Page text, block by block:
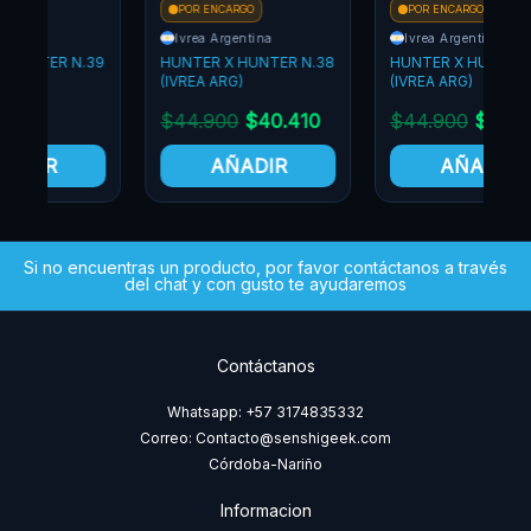
Ivrea Argentina
HUNTER X HUNTER N.38
40.410
Ivrea Argentina
HUNTER X HUNTER N.37
$44.900 40.410
Si no encuentras un producto, por favor contáctanos a través
del chat y con gusto te ayudaremos
Contáctanos
Whatsapp: +57 3174835332
Correo: Contacto@senshigeek.com
Córdoba-Nariño
Informacion